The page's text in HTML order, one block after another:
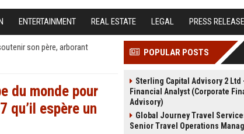
ENTERTAINMENT REAL ESTATE LEGAL PRESS RELEASE
son père, arborant
du monde pour
qu’il espère un
POPULAR POSTS
Sterling Capital Advisory 2 Ltd
Financial Analyst (Corporate
Advisory)
Global Journey Travel
Senior Travel Operations